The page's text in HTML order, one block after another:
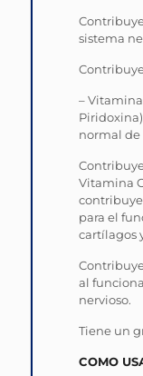
sistema
–
normal de
Vitamina
para el
cartílagos
al
nervioso.
Tiene un
COMO